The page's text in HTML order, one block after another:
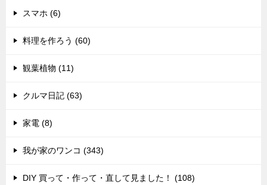
スマホ (6)
料理を作ろう (60)
観葉植物 (11)
クルマ日記 (63)
家電 (8)
我が家のワンコ (343)
DIY 買って・作って・直して見ました！ (108)